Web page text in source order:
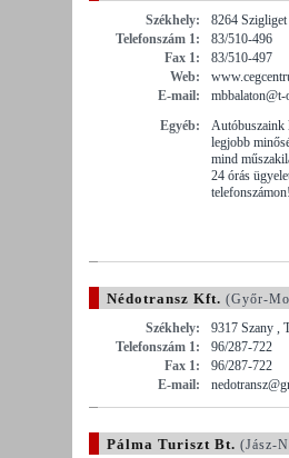
Székhely:
8264
Telefonszám 1:
83/510-496
Fax 1:
83/510-497
Web:
E-mail:
mbbalaton@t-
Egyéb:
Autóbuszaink
legjobb
mind
24 órás
telefonszámon!
Nédotransz Kft. (Győr-
Székhely:
9317 Szany ,
Telefonszám 1:
96/287-722
Fax 1:
96/287-722
E-mail:
Pálma Turiszt Bt. (Jász-